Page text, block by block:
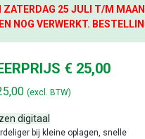
ZATERDAG 25 JULI T/M
NOG VERWERKT.
€ 25,00
(excl. BTW)
digitaal
bij kleine oplagen, snelle